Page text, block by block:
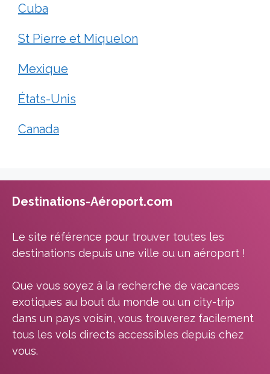
Cuba
St Pierre et Miquelon
Mexique
États-Unis
Canada
Destinations-Aéroport.com
Le site référence pour trouver toutes les
destinations depuis une ville ou un aéroport !
Que vous soyez à la recherche de vacances
exotiques au bout du monde ou un city-trip
dans un pays voisin, vous trouverez facilement
tous les vols directs accessibles depuis chez
vous.